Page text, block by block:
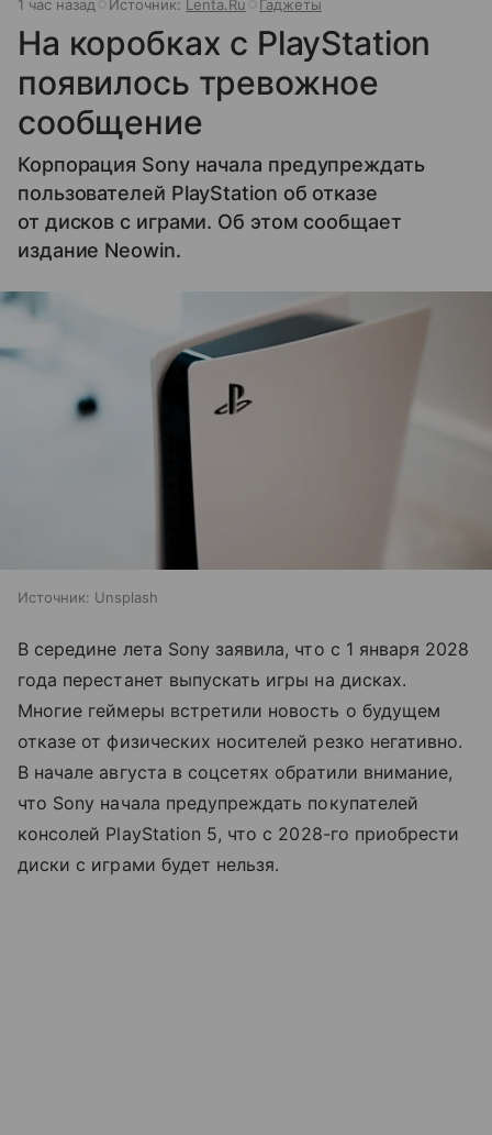
1 час назад Источник: Lenta.Ru Гаджеты
На коробках с PlayStation
появилось тревожное
сообщение
Корпорация Sony начала предупреждать
пользователей PlayStation об отказе
от дисков с играми. Об этом сообщает
издание Neowin.
Источник: Unsplash
В середине лета Sony заявила, что с 1 января 2028
года перестанет выпускать игры на дисках.
Многие геймеры встретили новость о будущем
отказе от физических носителей резко негативно.
В начале августа в соцсетях обратили внимание,
что Sony начала предупреждать покупателей
консолей PlayStation 5, что с 2028-го приобрести
диски с играми будет нельзя.